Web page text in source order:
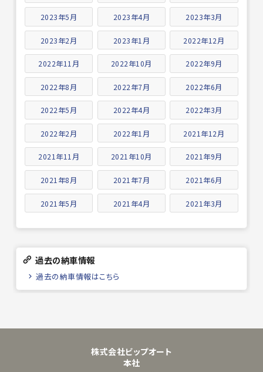
2023年5月 2023年4月 2023年3月
2023年2月 2023年1月 2022年12月
2022年11月 2022年10月 2022年9月
2022年8月 2022年7月 2022年6月
2022年5月 2022年4月 2022年3月
2022年2月 2022年1月 2021年12月
2021年11月 2021年10月 2021年9月
2021年8月 2021年7月 2021年6月
2021年5月 2021年4月 2021年3月
過去の納車情報
過去の納車情報はこちら
株式会社ビップオート
本社